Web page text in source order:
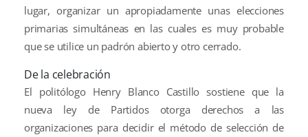
lugar, organizar un apropiadamente unas elecciones
primarias simultáneas en las cuales es muy probable
que se utilice un padrón abierto y otro cerrado.
De la celebración
El politólogo Henry Blanco Castillo sostiene que la
nueva ley de Partidos otorga derechos a las
organizaciones para decidir el método de selección de